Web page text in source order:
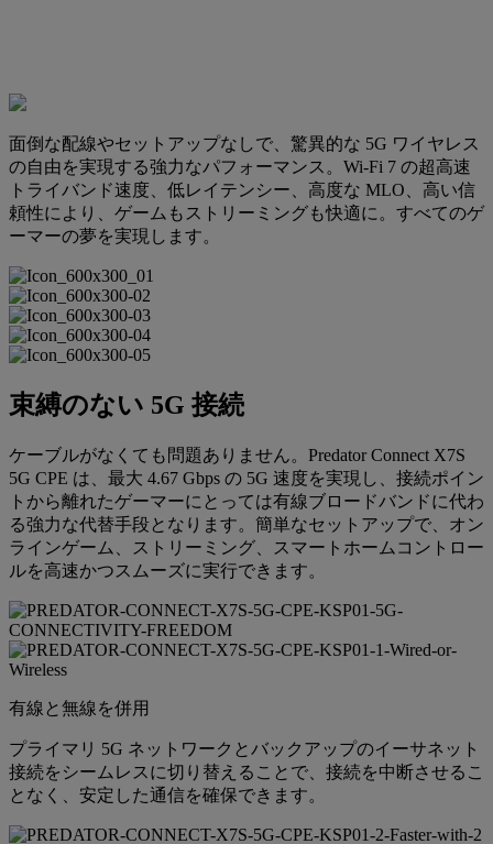
面倒な配線やセットアップなしで、驚異的な 5G ワイヤレス
の自由を実現する強力なパフォーマンス。Wi-Fi 7 の超高速
トライバンド速度、低レイテンシー、高度な MLO、高い信
頼性により、ゲームもストリーミングも快適に。すべてのゲ
ーマーの夢を実現します。
束縛のない 5G 接続
ケーブルがなくても問題ありません。Predator Connect X7S
5G CPE は、最大 4.67 Gbps の 5G 速度を実現し、接続ポイン
トから離れたゲーマーにとっては有線ブロードバンドに代わ
る強力な代替手段となります。簡単なセットアップで、オン
ラインゲーム、ストリーミング、スマートホームコントロー
ルを高速かつスムーズに実行できます。
有線と無線を併用
プライマリ 5G ネットワークとバックアップのイーサネット
接続をシームレスに切り替えることで、接続を中断させるこ
となく、安定した通信を確保できます。